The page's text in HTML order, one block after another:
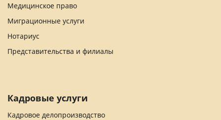
Медицинское право
Миграционные услуги
Нотариус
Представительства и филиалы
Кадровые услуги
Кадровое делопроизводство